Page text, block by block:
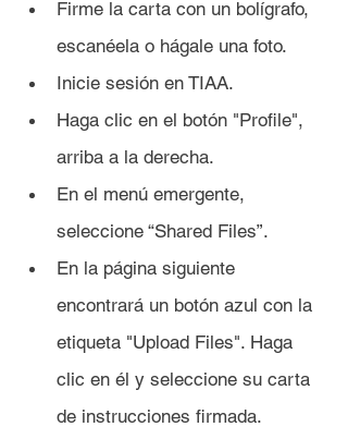
Firme la carta con un bolígrafo,
escanéela o hágale una foto.
Inicie sesión en TIAA.
Haga clic en el botón "Profile",
arriba a la derecha.
En el menú emergente,
seleccione “Shared Files”.
En la página siguiente
encontrará un botón azul con la
etiqueta "Upload Files". Haga
clic en él y seleccione su carta
de instrucciones firmada.